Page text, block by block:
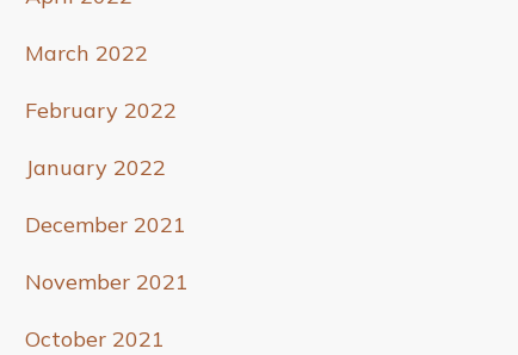
March 2022
February 2022
January 2022
December 2021
November 2021
October 2021